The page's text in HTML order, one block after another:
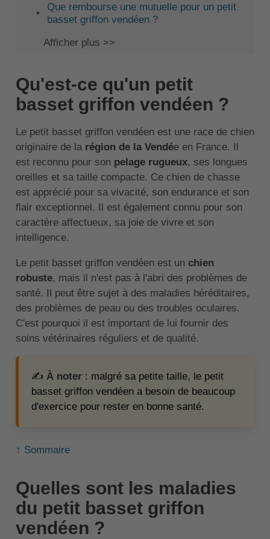
Que rembourse une mutuelle pour un petit
basset griffon vendéen ?
Afficher plus >>
Qu'est-ce qu'un petit
basset griffon vendéen ?
Le petit basset griffon vendéen est une race de chien
originaire de la région de la Vendée en France. Il
est reconnu pour son pelage rugueux, ses longues
oreilles et sa taille compacte. Ce chien de chasse
est apprécié pour sa vivacité, son endurance et son
flair exceptionnel. Il est également connu pour son
caractère affectueux, sa joie de vivre et son
intelligence.
Le petit basset griffon vendéen est un chien
robuste, mais il n'est pas à l'abri des problèmes de
santé. Il peut être sujet à des maladies héréditaires,
des problèmes de peau ou des troubles oculaires.
C'est pourquoi il est important de lui fournir des
soins vétérinaires réguliers et de qualité.
✍️ À noter: malgré sa petite taille, le petit
basset griffon vendéen a besoin de beaucoup
d'exercice pour rester en bonne santé.
↑ Sommaire
Quelles sont les maladies
du petit basset griffon
vendéen ?